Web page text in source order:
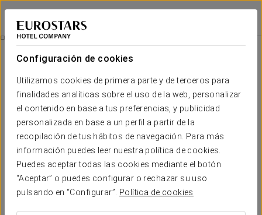
Configuración de cookies
Utilizamos cookies de primera parte y de terceros para
finalidades analíticas sobre el uso de la web, personalizar
el contenido en base a tus preferencias, y publicidad
personalizada en base a un perfil a partir de la
recopilación de tus hábitos de navegación. Para más
información puedes leer nuestra política de cookies.
Puedes aceptar todas las cookies mediante el botón
“Aceptar” o puedes configurar o rechazar su uso
pulsando en “Configurar”.
Política de cookies
Claridge Hotel
BUENOS AIRES
City Tour
45 USD + IVA
City tour